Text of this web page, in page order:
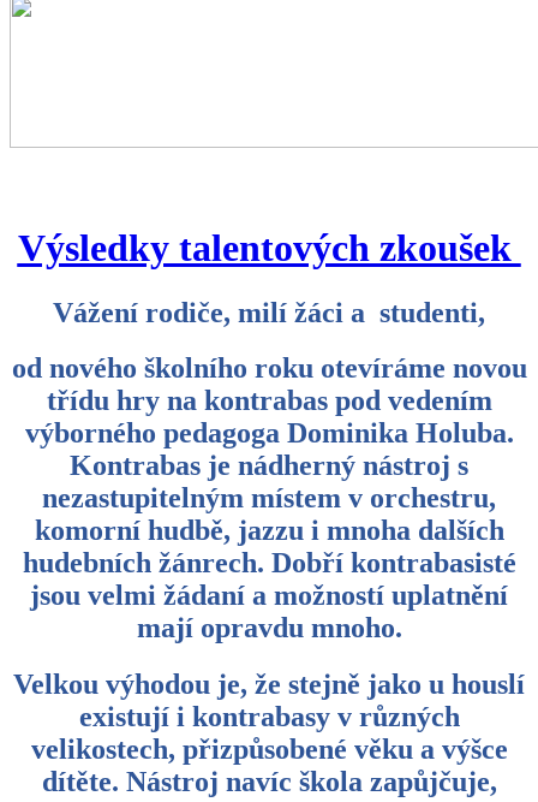
Výsledky talentových zkoušek
Vážení rodiče, milí žáci a studenti,
od nového školního roku otevíráme novou
třídu hry na kontrabas pod vedením
výborného pedagoga Dominika Holuba.
Kontrabas je nádherný nástroj s
nezastupitelným místem v orchestru,
komorní hudbě, jazzu i mnoha dalších
hudebních žánrech. Dobří kontrabasisté
jsou velmi žádaní a možností uplatnění
mají opravdu mnoho.
Velkou výhodou je, že stejně jako u houslí
existují i kontrabasy v různých
velikostech, přizpůsobené věku a výšce
dítěte. Nástroj navíc škola zapůjčuje,